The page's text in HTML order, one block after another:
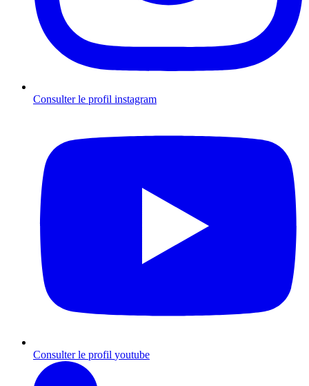
Consulter le profil instagram
Consulter le profil youtube